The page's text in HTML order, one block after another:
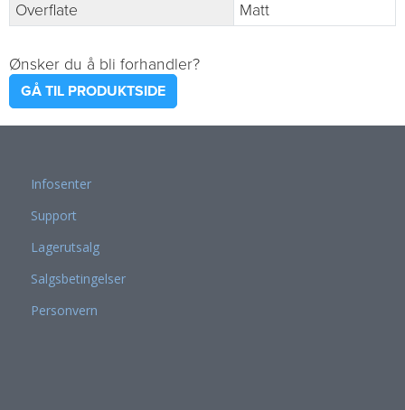
Overflate
Matt
Ønsker du å bli forhandler?
GÅ TIL PRODUKTSIDE
Infosenter
Support
Lagerutsalg
Salgsbetingelser
Personvern